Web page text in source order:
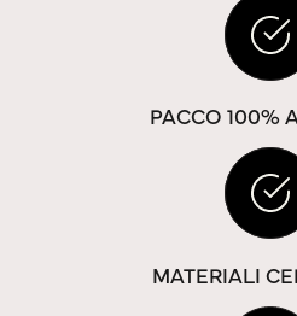
PACCO 100%
MATERIALI